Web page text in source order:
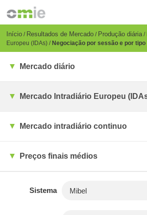
para
conteúdo
principal
Breadcrumb
Início Resultados de Mercado Produção diária
Europeu (IDAs) Negociação por sessão e por tipo
Mercado diário
Mercado Intradiário Europeu
Mercado intradiário continuo
Preços finais médios
Sistema